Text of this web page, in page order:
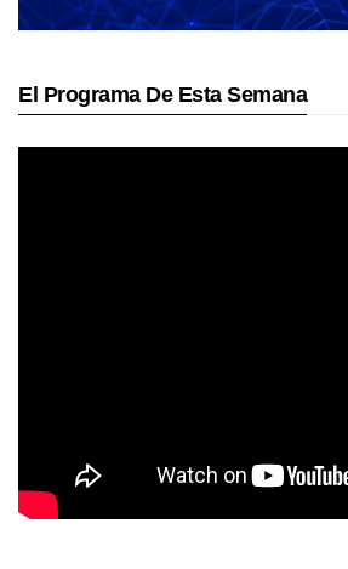
El Programa De Esta Semana